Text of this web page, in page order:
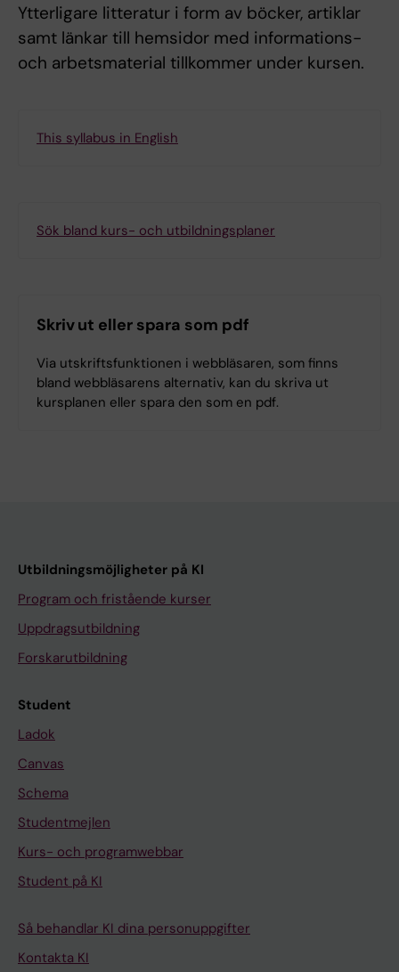
Ytterligare litteratur i form av böcker, artiklar
samt länkar till hemsidor med informations-
och arbetsmaterial tillkommer under kursen.
This syllabus in English
Sök bland kurs- och utbildningsplaner
Skriv ut eller spara som pdf
Via utskriftsfunktionen i webbläsaren, som finns
bland webbläsarens alternativ, kan du skriva ut
kursplanen eller spara den som en pdf.
Utbildningsmöjligheter på KI
Program och fristående kurser
Uppdragsutbildning
Forskarutbildning
Student
Ladok
Canvas
Schema
Studentmejlen
Kurs- och programwebbar
Student på KI
Så behandlar KI dina personuppgifter
Kontakta KI